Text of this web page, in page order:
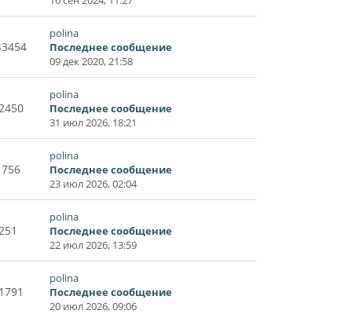
polina
Последнее сообщение
09 дек 2020, 21:58
polina
Последнее сообщение
31 июл 2026, 18:21
polina
Последнее сообщение
23 июл 2026, 02:04
polina
Последнее сообщение
22 июл 2026, 13:59
polina
Последнее сообщение
20 июл 2026, 09:06